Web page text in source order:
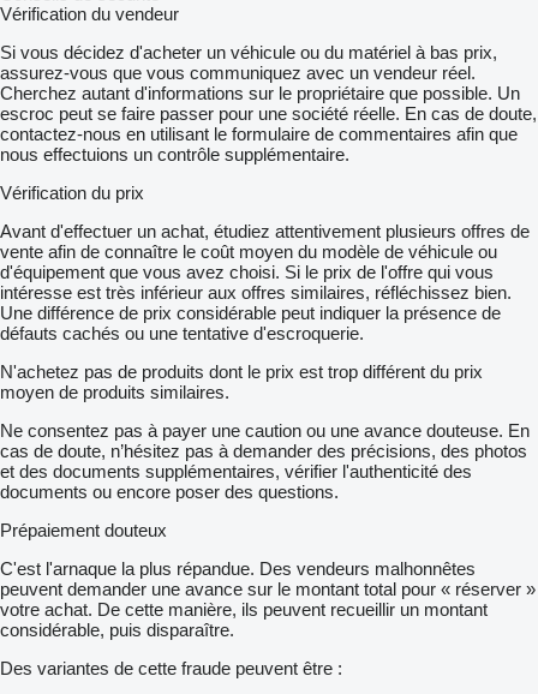
Vérification du vendeur
Si vous décidez d'acheter un véhicule ou du matériel à bas prix,
assurez-vous que vous communiquez avec un vendeur réel.
Cherchez autant d'informations sur le propriétaire que possible. Un
escroc peut se faire passer pour une société réelle. En cas de doute,
contactez-nous en utilisant le formulaire de commentaires afin que
nous effectuions un contrôle supplémentaire.
Vérification du prix
Avant d'effectuer un achat, étudiez attentivement plusieurs offres de
vente afin de connaître le coût moyen du modèle de véhicule ou
d'équipement que vous avez choisi. Si le prix de l'offre qui vous
intéresse est très inférieur aux offres similaires, réfléchissez bien.
Une différence de prix considérable peut indiquer la présence de
défauts cachés ou une tentative d'escroquerie.
N'achetez pas de produits dont le prix est trop différent du prix
moyen de produits similaires.
Ne consentez pas à payer une caution ou une avance douteuse. En
cas de doute, n’hésitez pas à demander des précisions, des photos
et des documents supplémentaires, vérifier l'authenticité des
documents ou encore poser des questions.
Prépaiement douteux
C'est l'arnaque la plus répandue. Des vendeurs malhonnêtes
peuvent demander une avance sur le montant total pour « réserver »
votre achat. De cette manière, ils peuvent recueillir un montant
considérable, puis disparaître.
Des variantes de cette fraude peuvent être :